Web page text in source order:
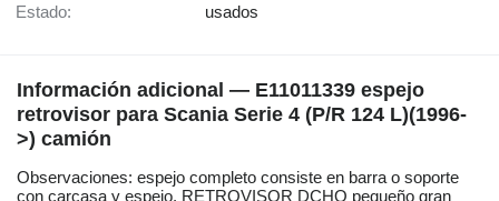
Estado: usados
Información adicional — E11011339 espejo
retrovisor para Scania Serie 4 (P/R 124 L)(1996-
>) camión
Observaciones: espejo completo consiste en barra o soporte
con carcasa y espejo. RETROVISOR DCHO pequeño gran